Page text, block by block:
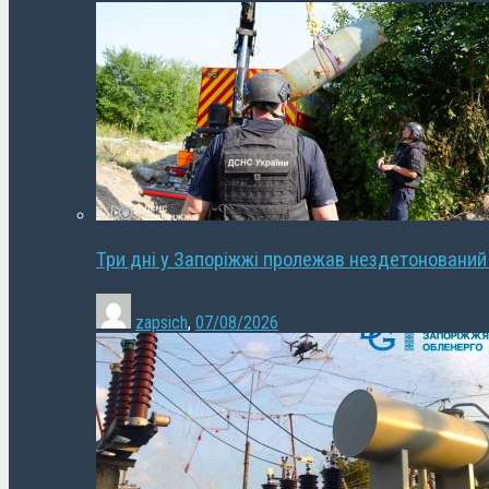
Три дні у Запоріжжі пролежав
zapsich, 07/08/2026